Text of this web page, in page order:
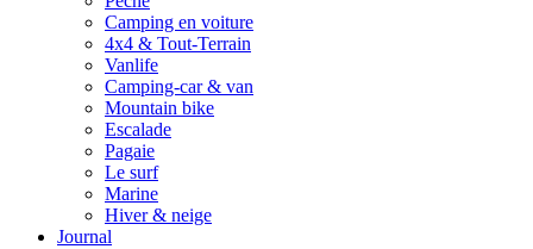
Camping en voiture
4x4 & Tout-Terrain
Vanlife
Camping-car & van
Mountain bike
Escalade
Pagaie
Le surf
Marine
Hiver & neige
Journal